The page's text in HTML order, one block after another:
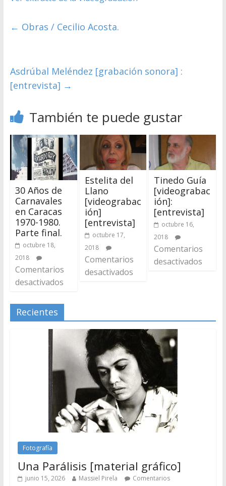
← Obras / Cecilio Acosta.
Asdrúbal Meléndez [grabación sonora] :
[entrevista] →
También te puede gustar
30 Años de
Carnavales
en Caracas
1970-1980.
Parte final.
octubre 18,
2018
Comentarios
desactivados
Estelita del
Llano
[videograbac
ión]
[entrevista]
octubre 17,
2018
Comentarios
desactivados
Tinedo Guía
[videograbac
ión]:
[entrevista]
octubre 16,
2018
Comentarios
desactivados
Recientes
Fotografía
Una Parálisis [material gráfico]
junio 15, 2026 Massiel Pirela
Comentarios